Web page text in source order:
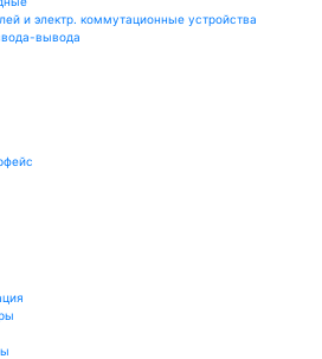
и электр. коммутационные устройства
вывода